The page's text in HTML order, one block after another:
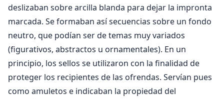
deslizaban sobre arcilla blanda para dejar la impronta
marcada. Se formaban así secuencias sobre un fondo
neutro, que podían ser de temas muy variados
(figurativos, abstractos u ornamentales). En un
principio, los sellos se utilizaron con la finalidad de
proteger los recipientes de las ofrendas. Servían pues
como amuletos e indicaban la propiedad del